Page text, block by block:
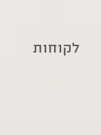
לקוחות